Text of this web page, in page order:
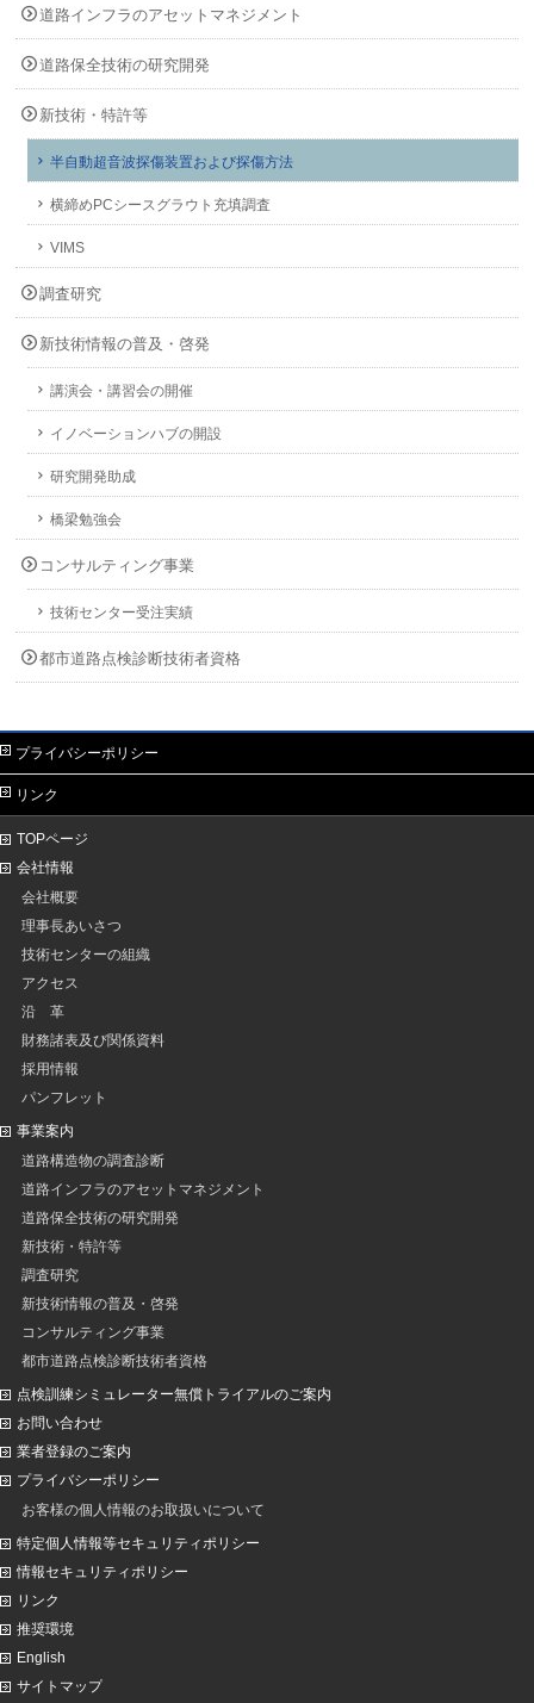
道路インフラのアセットマネジメント
道路保全技術の研究開発
新技術・特許等
半自動超音波探傷装置および探傷方法
横締めPCシースグラウト充填調査
VIMS
調査研究
新技術情報の普及・啓発
講演会・講習会の開催
イノベーションハブの開設
研究開発助成
橋梁勉強会
コンサルティング事業
技術センター受注実績
都市道路点検診断技術者資格
プライバシーポリシー
リンク
TOPページ
会社情報
会社概要
理事長あいさつ
技術センターの組織
アクセス
沿 革
財務諸表及び関係資料
採用情報
パンフレット
事業案内
道路構造物の調査診断
道路インフラのアセットマネジメント
道路保全技術の研究開発
新技術・特許等
調査研究
新技術情報の普及・啓発
コンサルティング事業
都市道路点検診断技術者資格
点検訓練シミュレーター無償トライアルのご案内
お問い合わせ
業者登録のご案内
プライバシーポリシー
お客様の個人情報のお取扱いについて
特定個人情報等セキュリティポリシー
情報セキュリティポリシー
リンク
推奨環境
English
サイトマップ